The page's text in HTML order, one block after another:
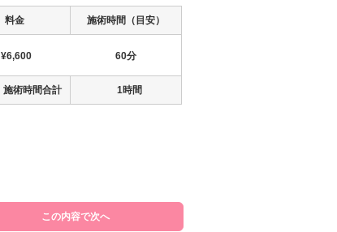
料金 施術時間（目安）
¥6,600 60分
施術時間合計 1時間
この内容で次へ